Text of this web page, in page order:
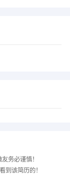
务必谨慎！
到该简历的！